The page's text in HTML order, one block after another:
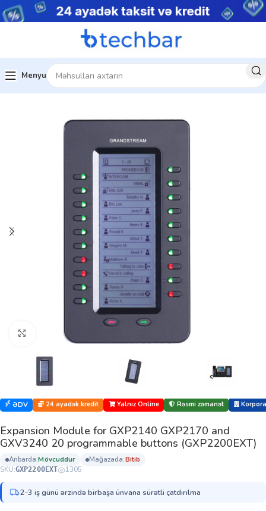
Menyu
Ev Şəbəkə avadanlıqları IP telefon
Böyütmək üçün klikləyin
ƏDV 24 ayadək kredit Yalnız Online Rəsmi zəmanət
Expansion Module for GXP2140 GXP2170 and
GXV3240 20 programmable buttons (GXP2200EXT)
anbarda: mövcuddur mağazada:
bi̇ti̇b
SKU:GXP2200EXT 1305
2-3 iş günü ərzində birbaşa ünvana sürətli çatdırılma